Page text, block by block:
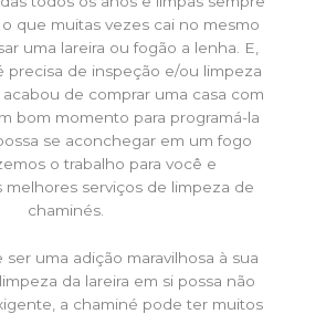
que muitas vezes cai no mesmo
uma lareira ou fogão a lenha. E,
precisa de inspeção e/ou limpeza
de comprar uma casa com
bom momento para programá-la
se aconchegar em um fogo
o trabalho para você e
melhores serviços de limpeza de
chaminés.
ser uma adição maravilhosa à sua
da lareira em si possa não
a chaminé pode ter muitos